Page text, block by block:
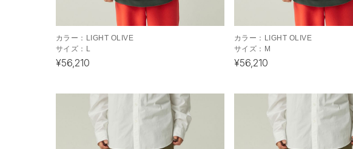
カラー： LIGHT OLIVE
サイズ： L
¥56,210
カラー： LIGHT OLIVE
サイズ： M
¥56,210